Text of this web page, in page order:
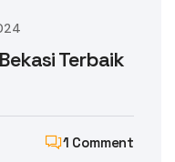
Terbaik
1 Comment